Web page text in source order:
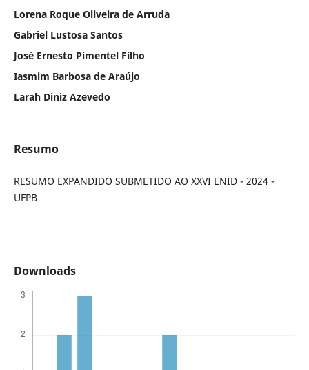
Lorena Roque Oliveira de Arruda
Gabriel Lustosa Santos
José Ernesto Pimentel Filho
Iasmim Barbosa de Araújo
Larah Diniz Azevedo
Resumo
RESUMO EXPANDIDO SUBMETIDO AO XXVI ENID - 2024 -
UFPB
Downloads